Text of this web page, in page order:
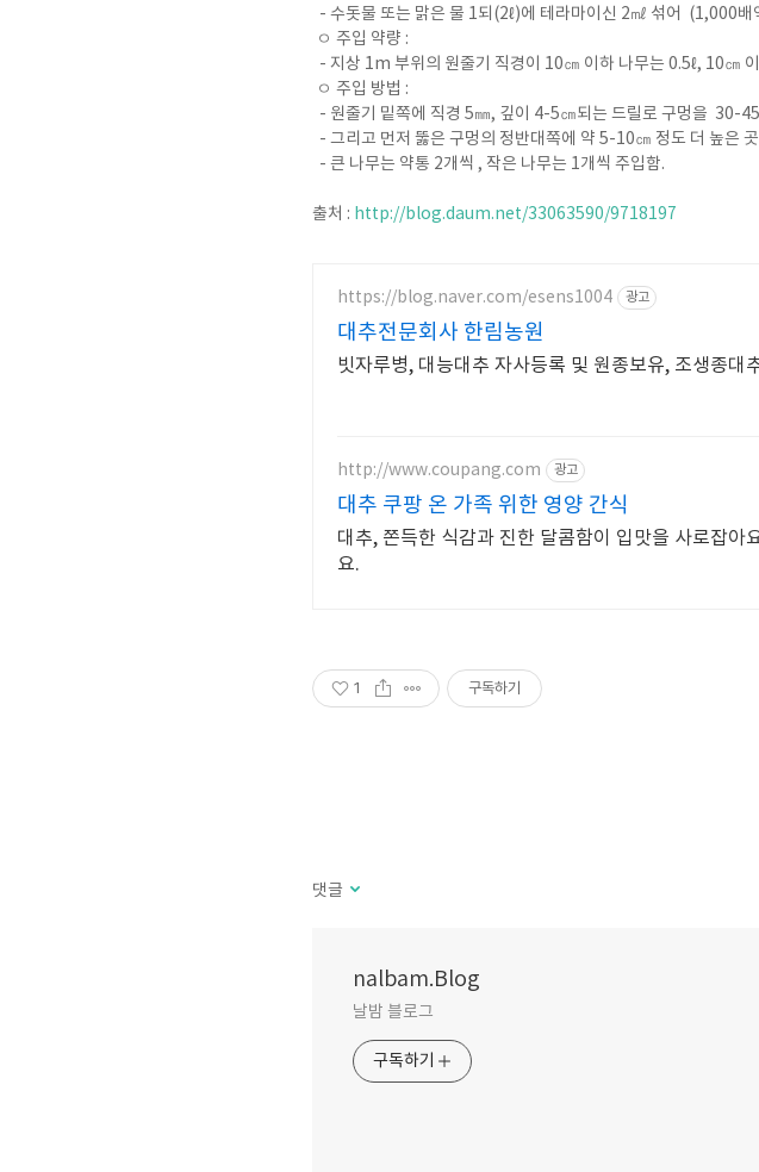
- 수돗물 또는 맑은 물 1되(2ℓ)에 테라마이신 2㎖ 섞어 (1,000배
ㅇ 주입 약량 :
- 지상 1m 부위의 원줄기 직경이 10㎝ 이하 나무는 0.5ℓ, 10㎝
ㅇ 주입 방법 :
- 원줄기 밑쪽에 직경 5㎜, 깊이 4-5㎝되는 드릴로 구멍을 30-
- 그리고 먼저 뚫은 구멍의 정반대쪽에 약 5-10㎝ 정도 더 높은
- 큰 나무는 약통 2개씩 , 작은 나무는 1개씩 주입함.
출처 : http://blog.daum.net/33063590/9718197
https://blog.naver.com/esens1004 광고
대추전문회사 한림농원
빗자루병, 대능대추 자사등록 및 원종보유, 조생종대
http://www.coupang.com 광고
대추 쿠팡 온 가족 위한 영양 간식
대추, 쫀득한 식감과 진한 달콤함이 입맛을 사로잡아
요.
1 구독하기
댓글
nalbam.Blog
날밤 블로그
구독하기